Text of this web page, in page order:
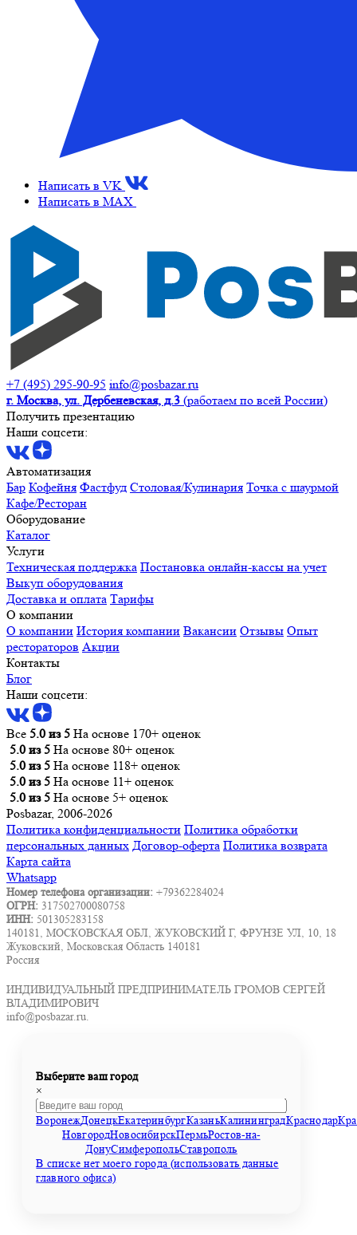
Написать в VK
Написать в MAX
+7 (495) 295-90-95 info@posbazar.ru
г. Москва, ул. Дербеневская, д.3 (работаем по всей России)
Получить презентацию
Наши соцсети:
Автоматизация
Бар Кофейня Фастфуд Столовая/Кулинария Точка с шаурмой
Кафе/Ресторан
Оборудование
Каталог
Услуги
Техническая поддержка Постановка онлайн-кассы на учет
Выкуп оборудования
Доставка и оплата Тарифы
О компании
О компании История компании Вакансии Отзывы Опыт
рестораторов Акции
Контакты
Блог
Наши соцсети:
Все 5.0 из 5 На основе 170+ оценок
5.0 из 5 На основе 80+ оценок
5.0 из 5 На основе 118+ оценок
5.0 из 5 На основе 11+ оценок
5.0 из 5 На основе 5+ оценок
Posbazar, 2006-2026
Политика конфиденциальности Политика обработки
персональных данных Договор-оферта Политика возврата
Карта сайта
Whatsapp
Номер телефона организации: +79362284024
ОГРН: 317502700080758
ИНН: 501305283158
140181, МОСКОВСКАЯ ОБЛ, ЖУКОВСКИЙ Г, ФРУНЗЕ УЛ, 10, 18
Жуковский, Московская Область 140181
Россия
ИНДИВИДУАЛЬНЫЙ ПРЕДПРИНИМАТЕЛЬ ГРОМОВ СЕРГЕЙ
ВЛАДИМИРОВИЧ
info@posbazar.ru.
Выберите ваш город
×
ВоронежДонецкЕкатеринбургКазаньКалининградКраснодар
НовгородНовосибирскПермьРостов-на-
ДонуСимферопольСтаврополь
В списке нет моего города (использовать данные
главного офиса)